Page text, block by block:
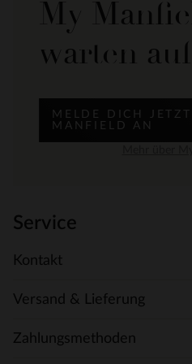
My
warten
MELDE DICH
MANFIELD AN
Service
Kontakt
Versand & Lieferung
Zahlungsmethoden